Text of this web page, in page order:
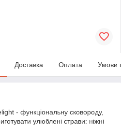
Доставка Оплата Умови
- функціональну сковороду,
улюблені страви: ніжні